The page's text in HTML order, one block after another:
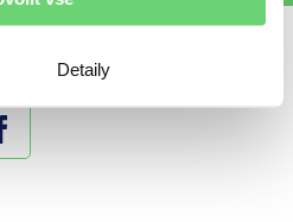
Detaily